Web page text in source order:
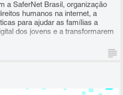
a SaferNet Brasil, organização
humanos na internet, a
para ajudar as famílias a
dos jovens e a transformarem